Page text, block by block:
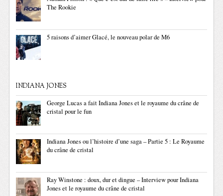
The Rookie
5 raisons d’aimer Glacé, le nouveau polar de M6
INDIANA JONES
George Lucas a fait Indiana Jones et le royaume du crâne de
cristal pour le fun
Indiana Jones ou l’histoire d’une saga – Partie 5 : Le Royaume
du crâne de cristal
Ray Winstone : doux, dur et dingue – Interview pour Indiana
Jones et le royaume du crâne de cristal